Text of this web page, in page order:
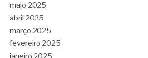
maio 2025
abril 2025
março 2025
fevereiro 2025
janeiro 2025